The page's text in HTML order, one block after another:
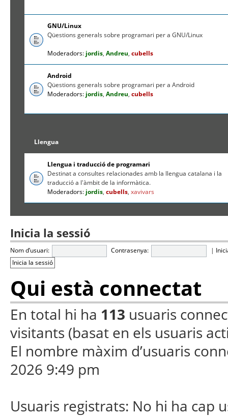
GNU/Linux
Qüestions generals sobre programari per a GNU/Linux
Moderadors: jordis,Andreu,cubells
Android
Qüestions generals sobre programari per a Android
Moderadors: jordis,Andreu,cubells
Llengua
Llengua i traducció de programari
Destinat a consultes relacionades amb la llengua catalana i la
traducció a l'àmbit de la informàtica.
Moderadors: jordis,cubells,xavivars
Inicia la sessió
Nom d’usuari: Contrasenya: |
Qui està connectat
En total hi ha 113 usuaris
visitants (basat en els usuaris
El nombre màxim d’usuaris
2026 9:49 pm
Usuaris registrats: No hi ha cap